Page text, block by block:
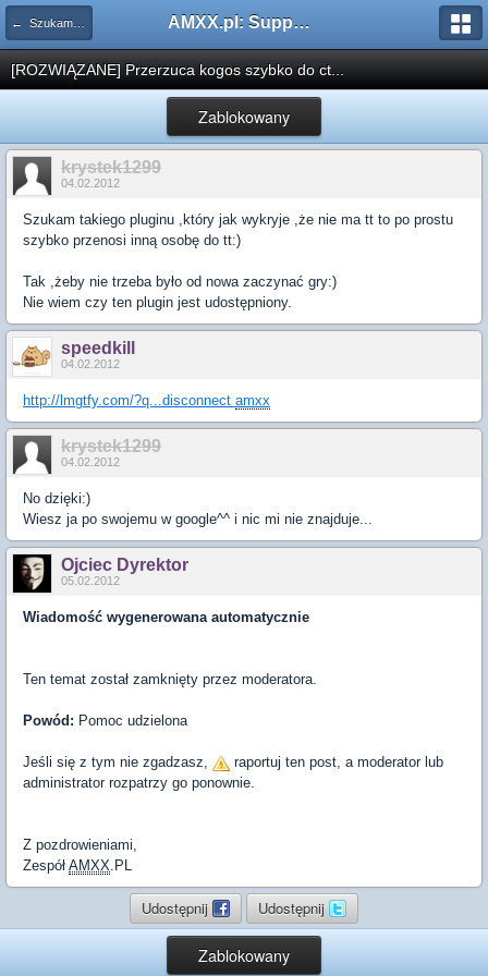
← Szukam pluginu AMXX.pl: Support AMX Mod X i SourceMod
[ROZWIĄZANE] Przerzuca kogos szybko do ct...
Zablokowany
krystek1299
04.02.2012
Szukam takiego pluginu ,który jak wykryje ,że nie ma tt to po prostu
szybko przenosi inną osobę do tt:)
Tak ,żeby nie trzeba było od nowa zaczynać gry:)
Nie wiem czy ten plugin jest udostępniony.
speedkill
04.02.2012
http://lmgtfy.com/?q...disconnect amxx
krystek1299
04.02.2012
No dzięki:)
Wiesz ja po swojemu w google^^ i nic mi nie znajduje...
Ojciec Dyrektor
05.02.2012
Wiadomość wygenerowana automatycznie
Ten temat został zamknięty przez moderatora.
Powód: Pomoc udzielona
Jeśli się z tym nie zgadzasz,
raportuj ten post, a moderator lub
administrator rozpatrzy go ponownie.
Z pozdrowieniami,
Zespół AMXX.PL
Udostępnij Udostępnij
Zablokowany